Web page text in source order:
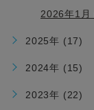
2026年1月
2025年 (17)
2024年 (15)
2023年 (22)